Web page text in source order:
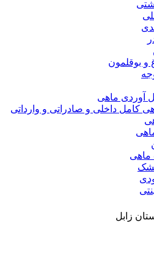
بوقلمون
آوردی ماهی
کامل داخلی و صادراتی و وارداتی
زابل